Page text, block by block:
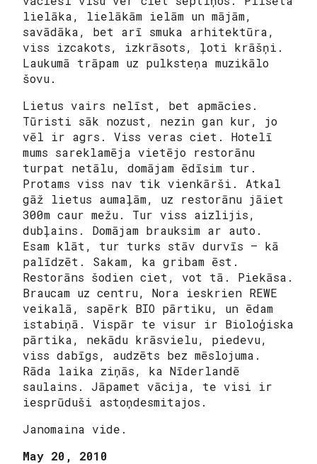
lielāka, lielākām ielām un mājām,
savādāka, bet arī smuka arhitektūra,
viss izcakots, izkrāsots, ļoti krāšņi.
Laukumā trāpam uz pulksteņa muzikālo
šovu.
Lietus vairs nelīst, bet apmācies.
Tūristi sāk nozust, nezin gan kur, jo
vēl ir agrs. Viss veras ciet. Hotelī
mums sareklamēja vietējo restorānu
turpat netālu, domājam ēdīsim tur.
Protams viss nav tik vienkārši. Atkal
gāž lietus aumaļām, uz restorānu jāiet
300m caur mežu. Tur viss aizlijis,
dubļains. Domājam brauksim ar auto.
Esam klāt, tur turks stāv durvīs – kā
palīdzēt. Sakam, ka gribam ēst.
Restorāns šodien ciet, vot tā. Piekāsa.
Braucam uz centru, Nora ieskrien REWE
veikalā, sapērk BIO pārtiku, un ēdam
istabiņā. Vispār te visur ir Bioloģiska
pārtika, nekādu krāsvielu, piedevu,
viss dabīgs, audzēts bez mēslojuma.
Rāda laika ziņās, ka Nīderlandē
saulains. Jāpamet vācija, te visi ir
iesprūduši astoņdesmitajos.
Janomaina vide.
May 20, 2010